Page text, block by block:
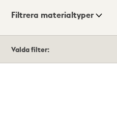
Visningsläge
Filtrera materialtyper
träffar
Valda filter: